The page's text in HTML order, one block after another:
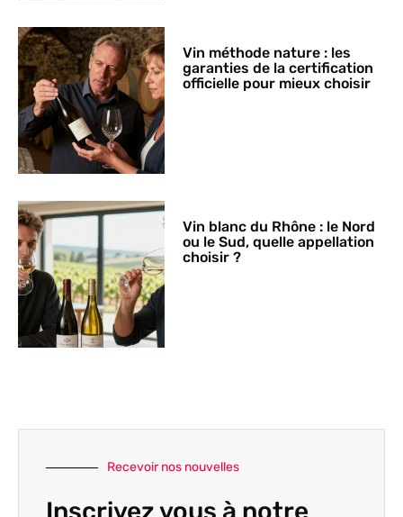
Vin méthode nature : les
garanties de la certification
officielle pour mieux choisir
Vin blanc du Rhône : le Nord
ou le Sud, quelle appellation
choisir ?
Recevoir nos nouvelles